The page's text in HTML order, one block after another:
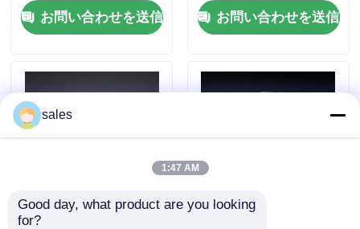
品質管理
連絡 ください
引金 を 求め て ください
エンジンブロック組立とアクセサリー
お問い合わせを送信
お問い合わせを送信
GB/T5783-M8X30 ボ
sales
1:47 AM
Good day, what product are you looking
for?